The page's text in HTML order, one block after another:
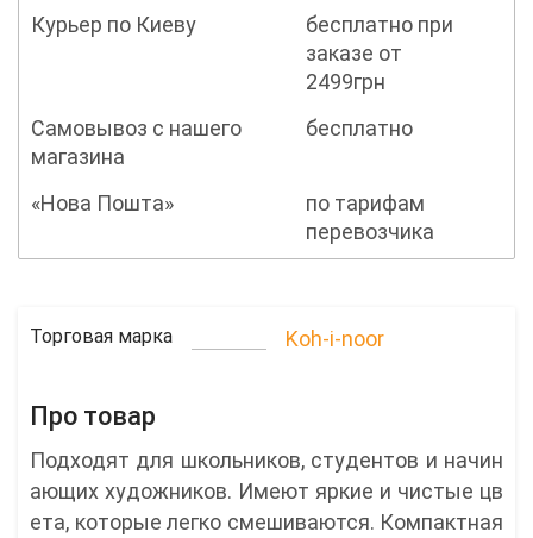
Курьер по Киеву
бесплатно при
заказе от
2499грн
Самовывоз с нашего
магазина
бесплатно
«Нова Пошта»
по тарифам
перевозчика
Торговая марка Koh-i-noor
Про товар
Подходят для школьников, студентов и начин
ающих художников. Имеют яркие и чистые цв
ета, которые легко смешиваются. Компактная